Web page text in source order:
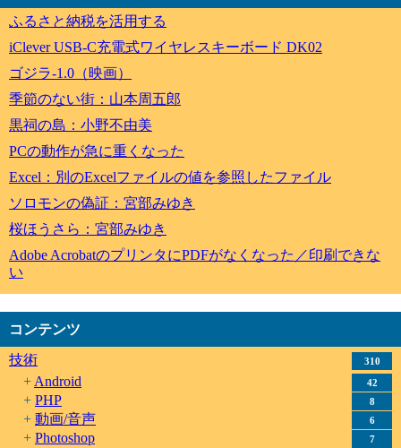
ふるさと納税を活用する
iClever USB-C充電式ワイヤレスキーボード DK02
ゴジラ-1.0（映画）
季節のない街：山本周五郎
黒祠の島：小野不由美
PCの動作が急に重くなった
Excel：別のExcelファイルの値を参照したファイル
ソロモンの偽証：宮部みゆき
桜ほうさら：宮部みゆき
Adobe AcrobatのプリンタにPDFがなくなった／印刷できな
い
コンテンツ
技術
310
Android 42
PHP 8
動画/音声 6
Photoshop 7